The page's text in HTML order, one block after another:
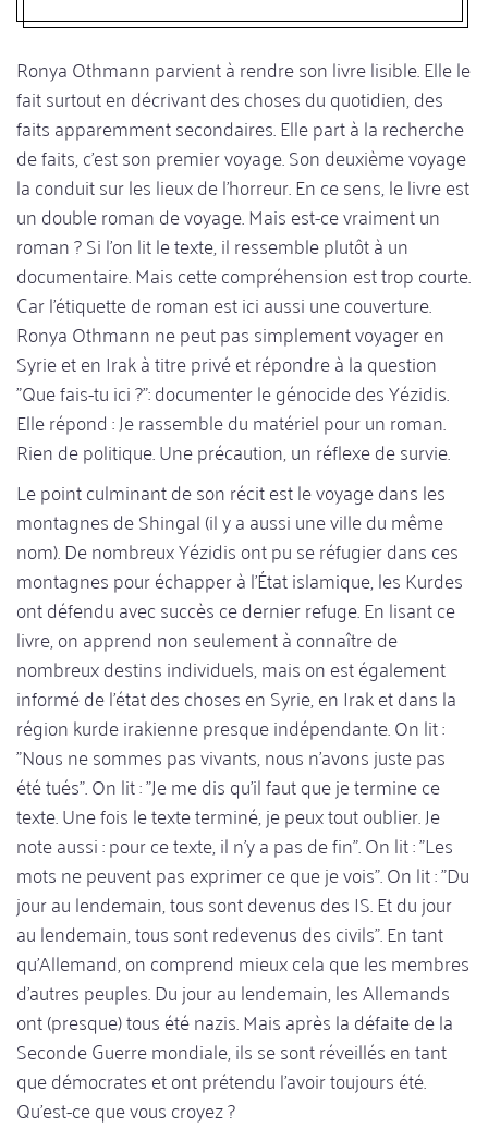
Ronya Othmann parvient à rendre son livre lisible. Elle le
fait surtout en décrivant des choses du quotidien, des
faits apparemment secondaires. Elle part à la recherche
de faits, c'est son premier voyage. Son deuxième voyage
la conduit sur les lieux de l'horreur. En ce sens, le livre est
un double roman de voyage. Mais est-ce vraiment un
roman ? Si l'on lit le texte, il ressemble plutôt à un
documentaire. Mais cette compréhension est trop courte.
Car l'étiquette de roman est ici aussi une couverture.
Ronya Othmann ne peut pas simplement voyager en
Syrie et en Irak à titre privé et répondre à la question
"Que fais-tu ici ?": documenter le génocide des Yézidis.
Elle répond : Je rassemble du matériel pour un roman.
Rien de politique. Une précaution, un réflexe de survie.
Le point culminant de son récit est le voyage dans les
montagnes de Shingal (il y a aussi une ville du même
nom). De nombreux Yézidis ont pu se réfugier dans ces
montagnes pour échapper à l'État islamique, les Kurdes
ont défendu avec succès ce dernier refuge. En lisant ce
livre, on apprend non seulement à connaître de
nombreux destins individuels, mais on est également
informé de l'état des choses en Syrie, en Irak et dans la
région kurde irakienne presque indépendante. On lit :
"Nous ne sommes pas vivants, nous n'avons juste pas
été tués". On lit : "Je me dis qu'il faut que je termine ce
texte. Une fois le texte terminé, je peux tout oublier. Je
note aussi : pour ce texte, il n'y a pas de fin". On lit : "Les
mots ne peuvent pas exprimer ce que je vois". On lit : "Du
jour au lendemain, tous sont devenus des IS. Et du jour
au lendemain, tous sont redevenus des civils". En tant
qu'Allemand, on comprend mieux cela que les membres
d'autres peuples. Du jour au lendemain, les Allemands
ont (presque) tous été nazis. Mais après la défaite de la
Seconde Guerre mondiale, ils se sont réveillés en tant
que démocrates et ont prétendu l'avoir toujours été.
Qu'est-ce que vous croyez ?